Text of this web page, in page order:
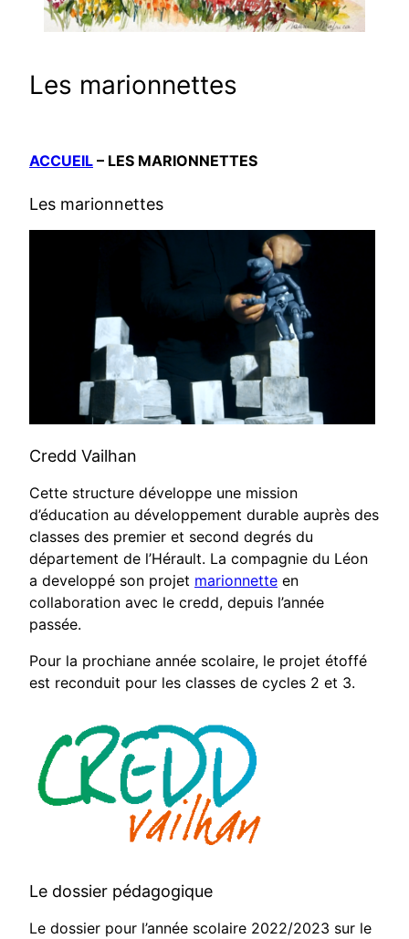
Les marionnettes
ACCUEIL – LES MARIONNETTES
Les marionnettes
Credd Vailhan
Cette structure développe une mission
d’éducation au développement durable auprès des
classes des premier et second degrés du
département de l’Hérault. La compagnie du Léon
a developpé son projet marionnette en
collaboration avec le credd, depuis l’année
passée.
Pour la prochiane année scolaire, le projet étoffé
est reconduit pour les classes de cycles 2 et 3.
Le dossier pédagogique
Le dossier pour l’année scolaire 2022/2023 sur le